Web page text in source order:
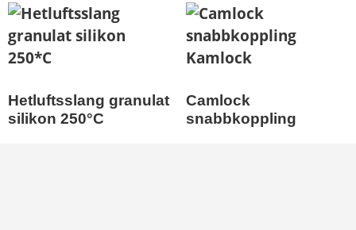
Hetluftsslang granulat
silikon 250°C
Camlock
snabbkoppling